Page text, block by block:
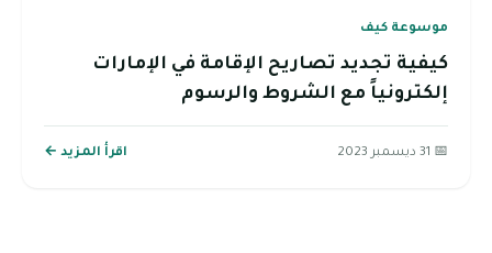
موسوعة كيف
كيفية تجديد تصاريح الإقامة في الإمارات
إلكترونياً مع الشروط والرسوم
📅 31 ديسمبر 2023 اقرأ المزيد ←